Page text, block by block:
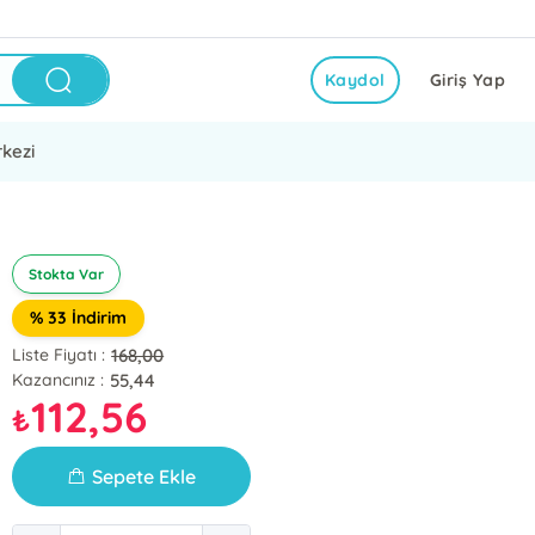
Giriş Yap
Kaydol
Stokta Var
% 33 İndirim
Liste Fiyatı : 168,00
Kazancınız : 55,44
₺112,56
Sepete Ekle